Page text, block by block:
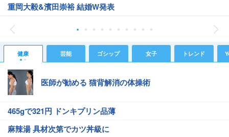
重岡大毅&濱田崇裕 結婚W発表
健康 芸能 ゴシップ 女子 トレンド
医師が勧める 猫背解消の体操術
465gで321円 ドンキプリン品薄
麻辣湯 具材次第でカツ丼級に